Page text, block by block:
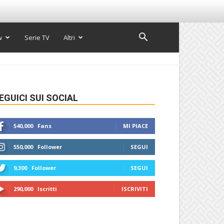
Serie TV Altri
SUI SOCIAL
540,000 Fans MI PIACE
550,000 Follower SEGUI
9,300 Follower SEGUI
290,000 Iscritti ISCRIVITI